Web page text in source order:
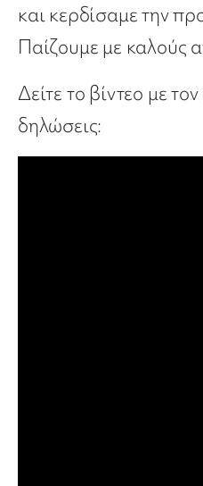
και κερδίσαμε την
Παίζουμε με καλούς
Δείτε το βίντεο με
δηλώσεις: